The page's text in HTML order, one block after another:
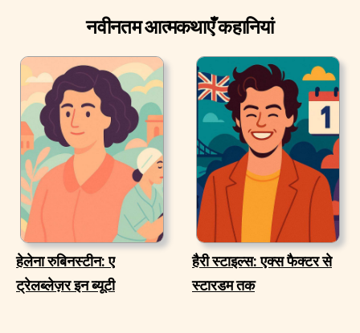
नवीनतम आत्मकथाएँ कहानियां
हेलेना रुबिनस्टीन: ए
ट्रेलब्लेज़र इन ब्यूटी
हैरी स्टाइल्स: एक्स फैक्टर से
स्टारडम तक